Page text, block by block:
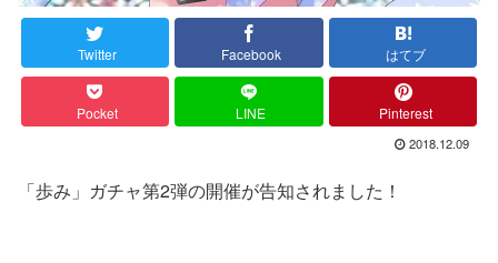
Twitter Facebook はてブ
Pocket LINE Pinterest
2018.12.09
「歩み」ガチャ第2弾の開催が告知されました！